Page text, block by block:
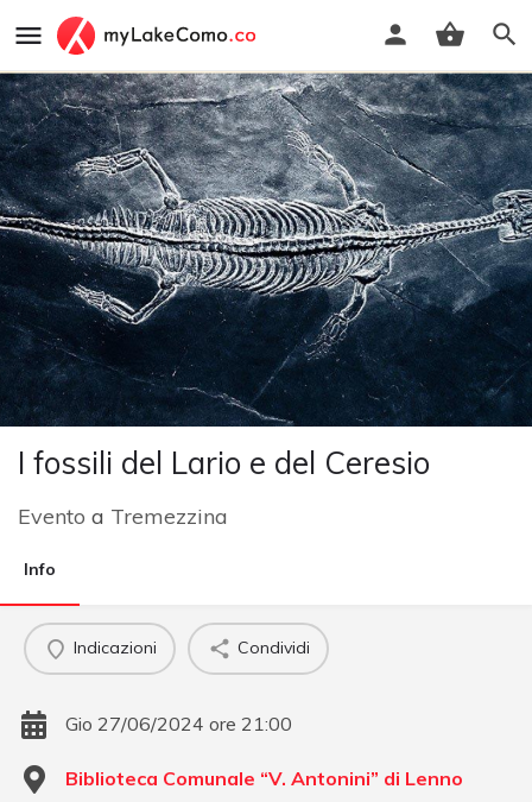
I fossili del Lario e del Ceresio
Evento a Tremezzina
Info
Indicazioni Condividi
Gio 27/06/2024 ore 21:00
Biblioteca Comunale “V. Antonini” di Lenno